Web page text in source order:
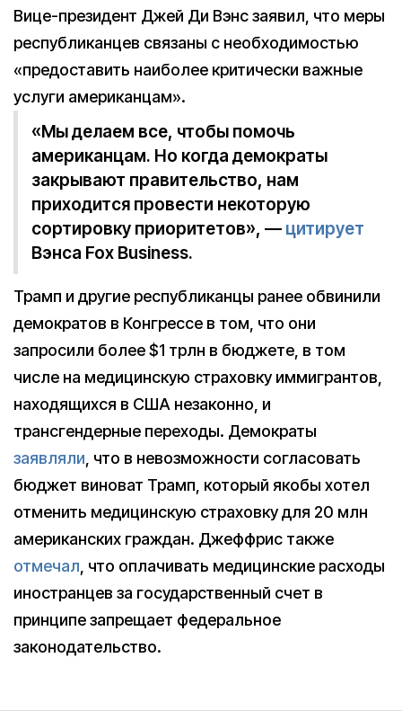
Вице-президент Джей Ди Вэнс заявил, что меры
республиканцев связаны с необходимостью
«предоставить наиболее критически важные
услуги американцам».
«Мы делаем все, чтобы помочь
американцам. Но когда демократы
закрывают правительство, нам
приходится провести некоторую
сортировку приоритетов», — цитирует
Вэнса Fox Business.
Трамп и другие республиканцы ранее обвинили
демократов в Конгрессе в том, что они
запросили более $1 трлн в бюджете, в том
числе на медицинскую страховку иммигрантов,
находящихся в США незаконно, и
трансгендерные переходы. Демократы
заявляли, что в невозможности согласовать
бюджет виноват Трамп, который якобы хотел
отменить медицинскую страховку для 20 млн
американских граждан. Джеффрис также
отмечал, что оплачивать медицинские расходы
иностранцев за государственный счет в
принципе запрещает федеральное
законодательство.